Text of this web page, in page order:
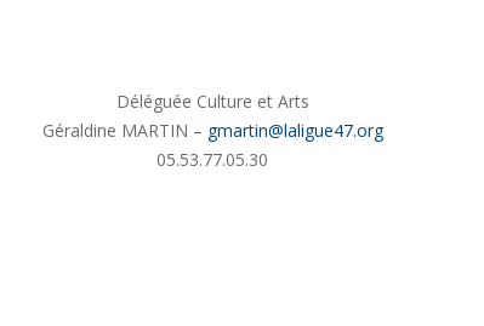
Déléguée Culture et Arts
Géraldine MARTIN – gmartin@laligue47.org
05.53.77.05.30